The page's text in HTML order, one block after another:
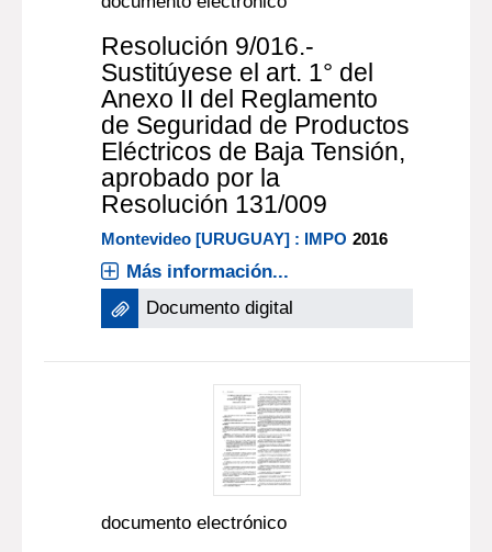
Resolución 9/016.-
Sustitúyese el art. 1° del
Anexo II del Reglamento
de Seguridad de Productos
Eléctricos de Baja Tensión,
aprobado por la
Resolución 131/009
Montevideo [URUGUAY] : IMPO 2016
Más información...
Documento digital
documento electrónico